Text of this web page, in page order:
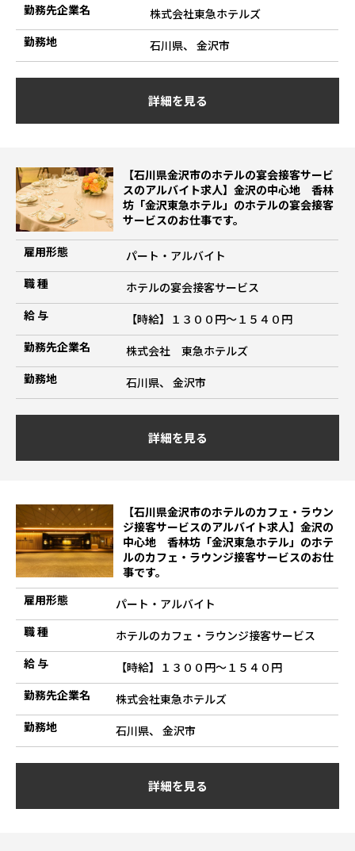
勤務先企業名
株式会社東急ホテルズ
勤務地
石川県、 金沢市
詳細を見る
【石川県金沢市のホテルの宴会接客サービ
スのアルバイト求人】金沢の中心地 香林
坊「金沢東急ホテル」のホテルの宴会接客
サービスのお仕事です。
雇用形態
パート・アルバイト
職 種
ホテルの宴会接客サービス
給 与
【時給】１３００円～１５４０円
勤務先企業名
株式会社 東急ホテルズ
勤務地
石川県、 金沢市
詳細を見る
【石川県金沢市のホテルのカフェ・ラウン
ジ接客サービスのアルバイト求人】金沢の
中心地 香林坊「金沢東急ホテル」のホテ
ルのカフェ・ラウンジ接客サービスのお仕
事です。
雇用形態
パート・アルバイト
職 種
ホテルのカフェ・ラウンジ接客サービス
給 与
【時給】１３００円～１５４０円
勤務先企業名
株式会社東急ホテルズ
勤務地
石川県、 金沢市
詳細を見る